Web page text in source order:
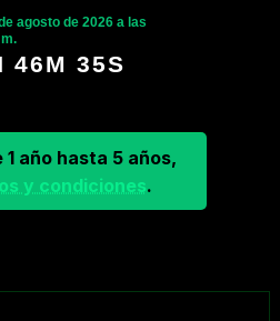
agosto de 2026 a las
46M 34S
1 año hasta 5 años,
y condiciones.